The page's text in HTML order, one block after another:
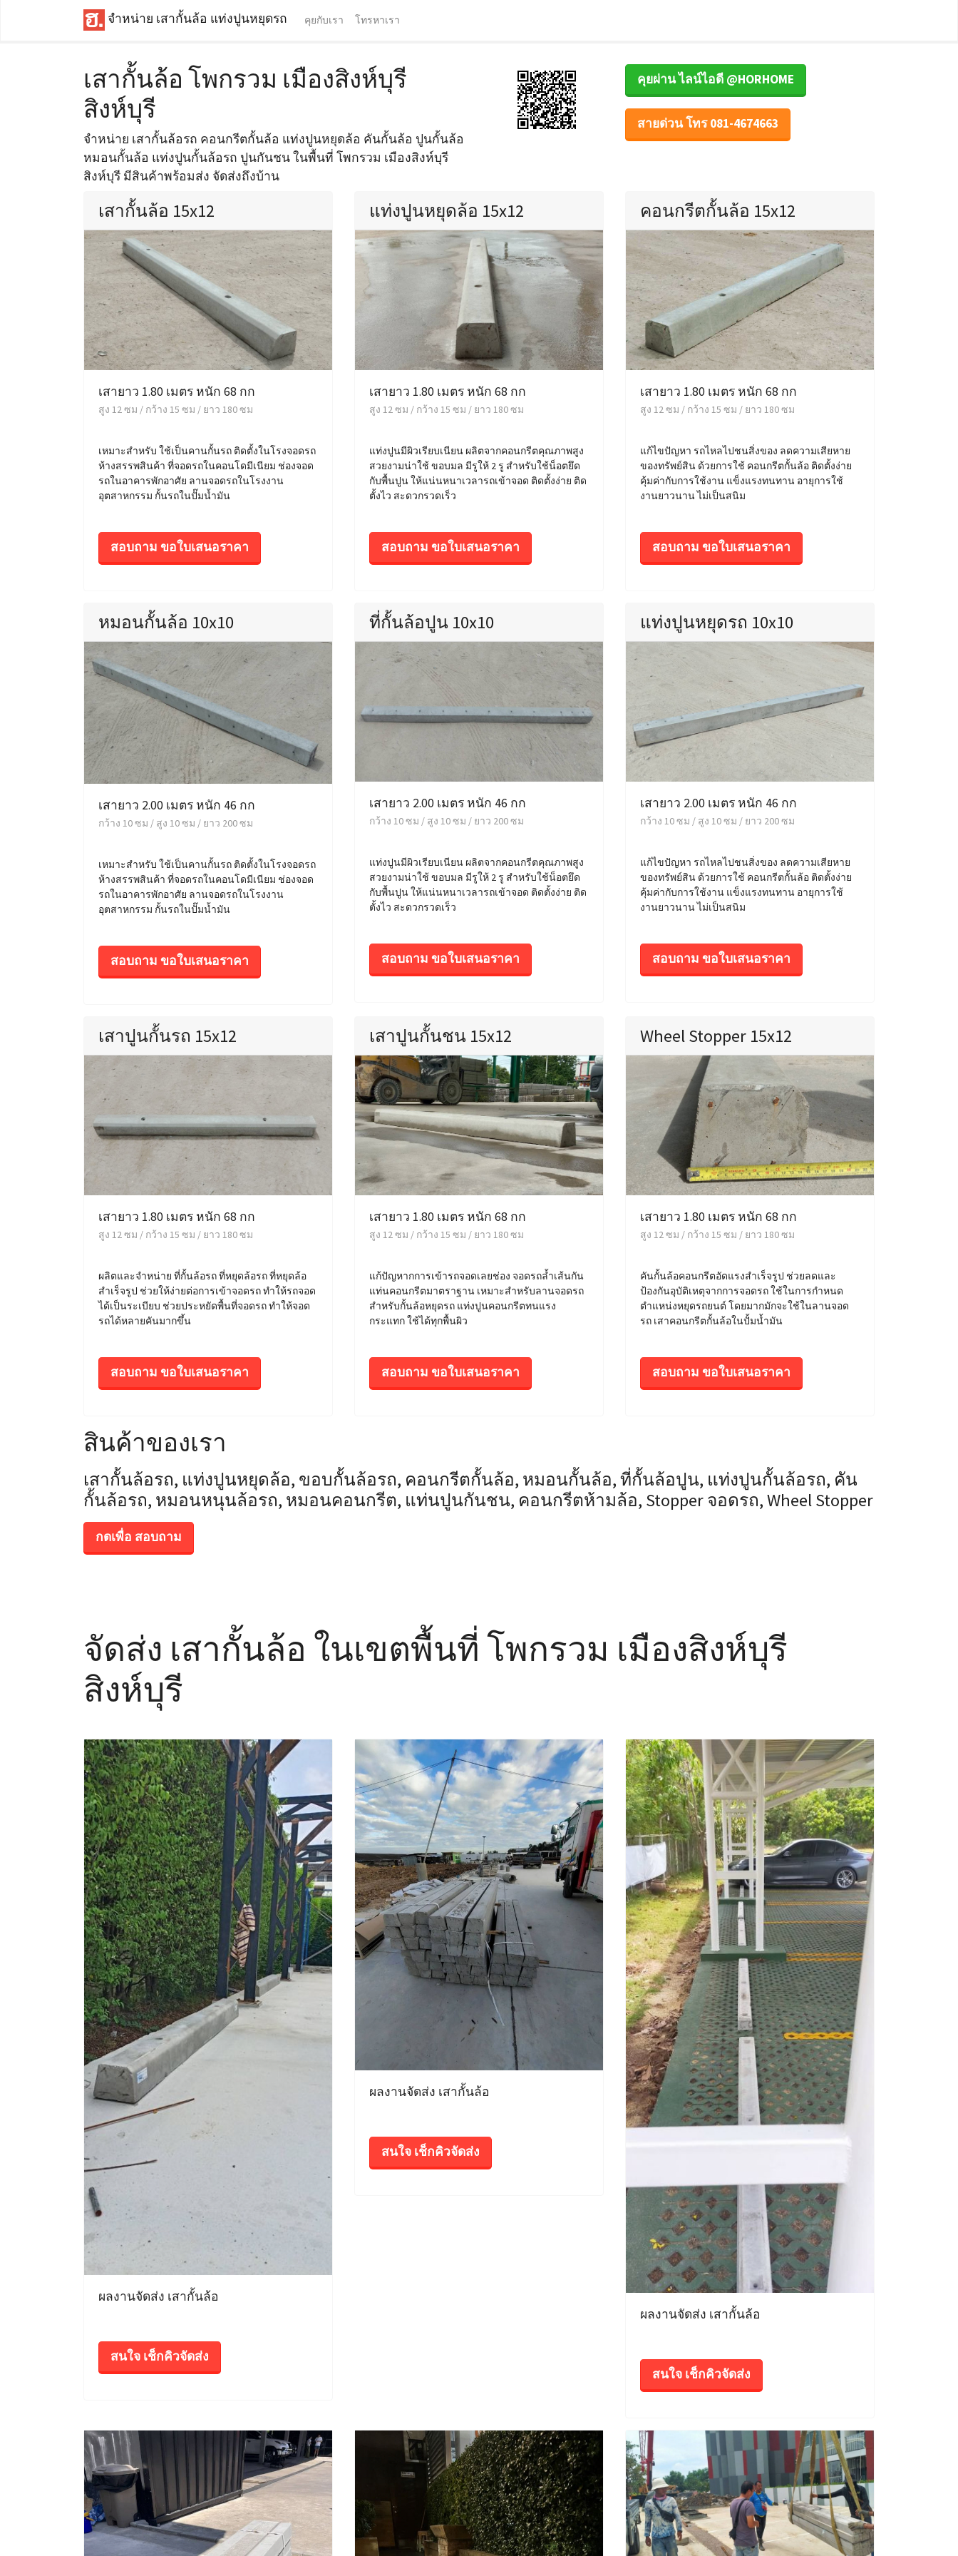
จำหน่าย เสากั้นล้อ แท่งปูนหยุดรถ คุยกับเรา โทรหาเรา
เสากั้นล้อ โพกรวม เมืองสิงห์บุรี
สิงห์บุรี
จำหน่าย เสากั้นล้อรถ คอนกรีตกั้นล้อ แท่งปูนหยุดล้อ คันกั้นล้อ ปูนกั้นล้อ
หมอนกั้นล้อ แท่งปูนกั้นล้อรถ ปูนกันชน ในพื้นที่ โพกรวม เมืองสิงห์บุรี
สิงห์บุรี มีสินค้าพร้อมส่ง จัดส่งถึงบ้าน
คุยผ่าน ไลน์ไอดี @HORHOME
สายด่วน โทร 081-4674663
เสากั้นล้อ 15x12
เสายาว 1.80 เมตร หนัก 68 กก
สูง 12 ซม / กว้าง 15 ซม / ยาว 180 ซม
เหมาะสำหรับ ใช้เป็นคานกั้นรถ ติดตั้งในโรงจอดรถ
ห้างสรรพสินค้า ที่จอดรถในคอนโดมีเนียม ช่องจอด
รถในอาคารพักอาศัย ลานจอดรถในโรงงาน
อุตสาหกรรม กั้นรถในปั๊มน้ำมัน
สอบถาม ขอใบเสนอราคา
แท่งปูนหยุดล้อ 15x12
เสายาว 1.80 เมตร หนัก 68 กก
สูง 12 ซม / กว้าง 15 ซม / ยาว 180 ซม
แท่งปูนมีผิวเรียบเนียน ผลิตจากคอนกรีตคุณภาพสูง
สวยงามน่าใช้ ขอบมล มีรูให้ 2 รู สำหรับใช้น็อตยึด
กับพื้นปูน ให้แน่นหนาเวลารถเข้าจอด ติดตั้งง่าย ติด
ตั้งไว สะดวกรวดเร็ว
สอบถาม ขอใบเสนอราคา
คอนกรีตกั้นล้อ 15x12
เสายาว 1.80 เมตร หนัก 68 กก
สูง 12 ซม / กว้าง 15 ซม / ยาว 180 ซม
แก้ไขปัญหา รถไหลไปชนสิ่งของ ลดความเสียหาย
ของทรัพย์สิน ด้วยการใช้ คอนกรีตกั้นล้อ ติดตั้งง่าย
คุ้มค่ากับการใช้งาน แข็งแรงทนทาน อายุการใช้
งานยาวนาน ไม่เป็นสนิม
สอบถาม ขอใบเสนอราคา
หมอนกั้นล้อ 10x10
เสายาว 2.00 เมตร หนัก 46 กก
กว้าง 10 ซม / สูง 10 ซม / ยาว 200 ซม
เหมาะสำหรับ ใช้เป็นคานกั้นรถ ติดตั้งในโรงจอดรถ
ห้างสรรพสินค้า ที่จอดรถในคอนโดมีเนียม ช่องจอด
รถในอาคารพักอาศัย ลานจอดรถในโรงงาน
อุตสาหกรรม กั้นรถในปั๊มน้ำมัน
สอบถาม ขอใบเสนอราคา
ที่กั้นล้อปูน 10x10
เสายาว 2.00 เมตร หนัก 46 กก
กว้าง 10 ซม / สูง 10 ซม / ยาว 200 ซม
แท่งปูนมีผิวเรียบเนียน ผลิตจากคอนกรีตคุณภาพสูง
สวยงามน่าใช้ ขอบมล มีรูให้ 2 รู สำหรับใช้น็อตยึด
กับพื้นปูน ให้แน่นหนาเวลารถเข้าจอด ติดตั้งง่าย ติด
ตั้งไว สะดวกรวดเร็ว
สอบถาม ขอใบเสนอราคา
แท่งปูนหยุดรถ 10x10
เสายาว 2.00 เมตร หนัก 46 กก
กว้าง 10 ซม / สูง 10 ซม / ยาว 200 ซม
แก้ไขปัญหา รถไหลไปชนสิ่งของ ลดความเสียหาย
ของทรัพย์สิน ด้วยการใช้ คอนกรีตกั้นล้อ ติดตั้งง่าย
คุ้มค่ากับการใช้งาน แข็งแรงทนทาน อายุการใช้
งานยาวนาน ไม่เป็นสนิม
สอบถาม ขอใบเสนอราคา
เสาปูนกั้นรถ 15x12
เสายาว 1.80 เมตร หนัก 68 กก
สูง 12 ซม / กว้าง 15 ซม / ยาว 180 ซม
ผลิตและจำหน่าย ที่กั้นล้อรถ ที่หยุดล้อรถ ที่หยุดล้อ
สำเร็จรูป ช่วยให้ง่ายต่อการเข้าจอดรถ ทำให้รถจอด
ได้เป็นระเบียบ ช่วยประหยัดพื้นที่จอดรถ ทำให้จอด
รถได้หลายคันมากขึ้น
สอบถาม ขอใบเสนอราคา
เสาปูนกั้นชน 15x12
เสายาว 1.80 เมตร หนัก 68 กก
สูง 12 ซม / กว้าง 15 ซม / ยาว 180 ซม
แก้ปัญหากการเข้ารถจอดเลยช่อง จอดรถล้ำเส้นกัน
แท่นคอนกรีตมาตราฐาน เหมาะสำหรับลานจอดรถ
สำหรับกั้นล้อหยุดรถ แท่งปูนคอนกรีตทนแรง
กระแทก ใช้ได้ทุกพื้นผิว
สอบถาม ขอใบเสนอราคา
Wheel Stopper 15x12
เสายาว 1.80 เมตร หนัก 68 กก
สูง 12 ซม / กว้าง 15 ซม / ยาว 180 ซม
คันกั้นล้อคอนกรีตอัดแรงสำเร็จรูป ช่วยลดและ
ป้องกันอุบัติเหตุจากการจอดรถ ใช้ในการกำหนด
ตำแหน่งหยุดรถยนต์ โดยมากมักจะใช้ในลานจอด
รถ เสาคอนกรีตกั้นล้อในปั้มน้ำมัน
สอบถาม ขอใบเสนอราคา
สินค้าของเรา
เสากั้นล้อรถ, แท่งปูนหยุดล้อ, ขอบกั้นล้อรถ, คอนกรีตกั้นล้อ, หมอนกั้นล้อ, ที่กั้นล้อปูน, แท่งปูนกั้นล้อรถ, คัน
กั้นล้อรถ, หมอนหนุนล้อรถ, หมอนคอนกรีต, แท่นปูนกันชน, คอนกรีตห้ามล้อ, Stopper จอดรถ, Wheel Stopper
กดเพื่อ สอบถาม
จัดส่ง เสากั้นล้อ ในเขตพื้นที่ โพกรวม เมืองสิงห์บุรี
สิงห์บุรี
ผลงานจัดส่ง เสากั้นล้อ
สนใจ เช็กคิวจัดส่ง
ผลงานจัดส่ง เสากั้นล้อ
สนใจ เช็กคิวจัดส่ง
ผลงานจัดส่ง เสากั้นล้อ
สนใจ เช็กคิวจัดส่ง